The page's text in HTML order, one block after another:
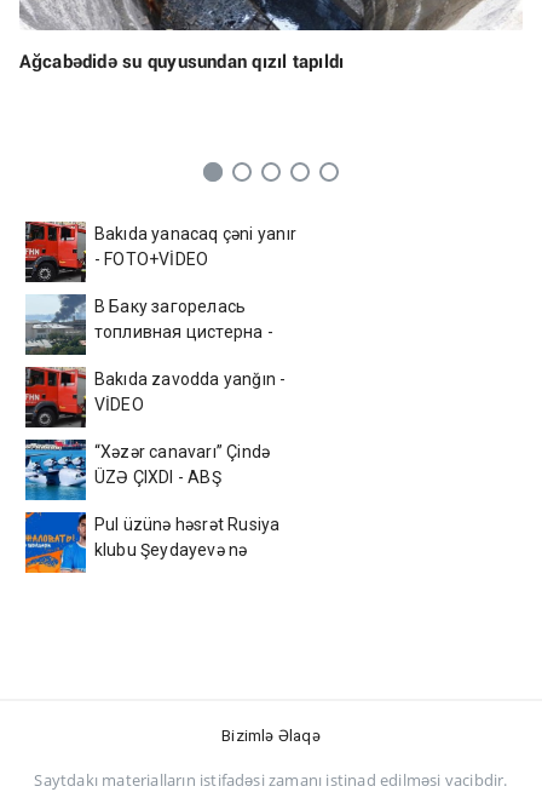
Ağcabədidə su quyusundan qızıl tapıldı
Bakıda yanacaq çəni yanır
- FOTO+VİDEO
В Баку загорелась
топливная цистерна -
Bakıda zavodda yanğın -
VİDEO
“Xəzər canavarı” Çində
ÜZƏ ÇIXDI - ABŞ
Pul üzünə həsrət Rusiya
klubu Şeydayevə nə
Bizimlə Əlaqə
Saytdakı materialların istifadəsi zamanı istinad edilməsi vacibdir.